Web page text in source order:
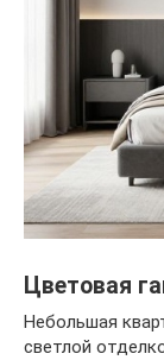
Цветовая
Небольшая
светлой